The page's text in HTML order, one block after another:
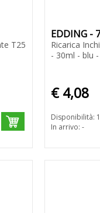
T25
EDDING -
Ricarica
- 30ml - blu
€ 4,08
Disponibilità:
In arrivo: -